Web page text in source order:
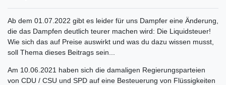
Ab dem 01.07.2022 gibt es leider für uns Dampfer eine Änderung,
die das Dampfen deutlich teurer machen wird: Die Liquidsteuer!
Wie sich das auf Preise auswirkt und was du dazu wissen musst,
soll Thema dieses Beitrags sein...
Am 10.06.2021 haben sich die damaligen Regierungsparteien
von CDU / CSU und SPD auf eine Besteuerung von Flüssigkeiten